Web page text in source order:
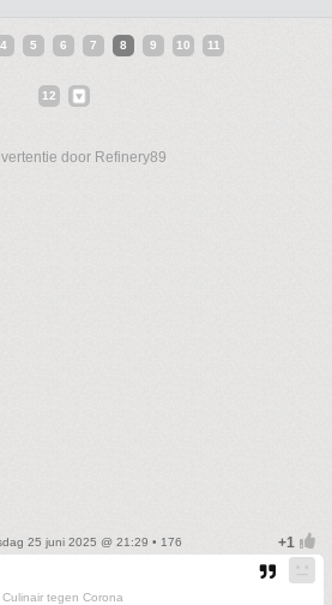
4 5 6 7 8 9 10 11
12
door Refinery89
25 juni 2025 @ 21:29 • 176
Culinair tegen Corona